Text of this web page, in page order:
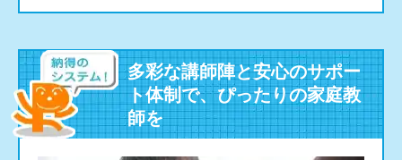
多彩な講師陣と安心のサポー
ト体制で、ぴったりの家庭教
師を